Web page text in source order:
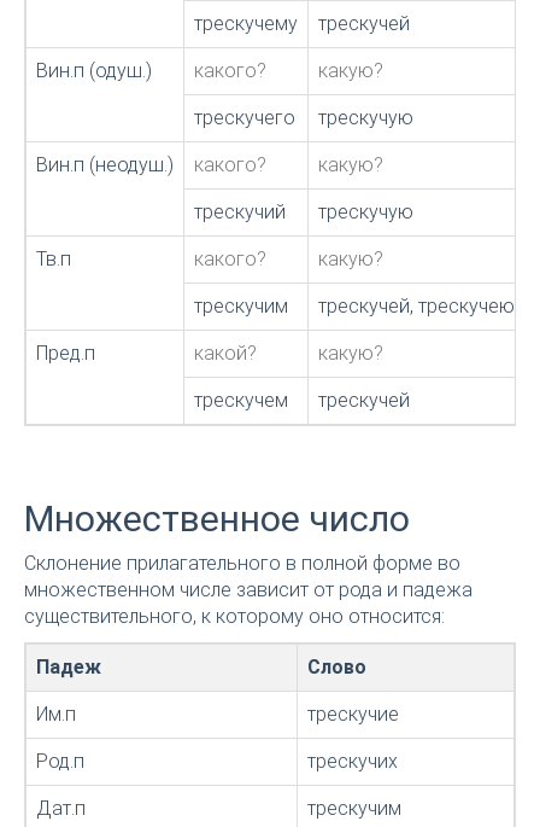
трескучему трескучей
Вин.п (одуш.) какого? какую?
трескучего трескучую
Вин.п (неодуш.) какого? какую?
трескучий трескучую
Тв.п какого? какую?
трескучим трескучей, трескучею
Пред.п какой? какую?
трескучем трескучей
Множественное число
Склонение прилагательного в полной форме во
множественном числе зависит от рода и падежа
существительного, к которому оно относится:
Падеж Слово
Им.п трескучие
Род.п трескучих
Дат.п трескучим